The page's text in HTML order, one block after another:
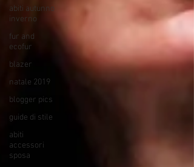
abiti autunno
inverno
fur and
ecofur
blazer
natale 2019
blogger pics
guide di stile
abiti
accessori
sposa